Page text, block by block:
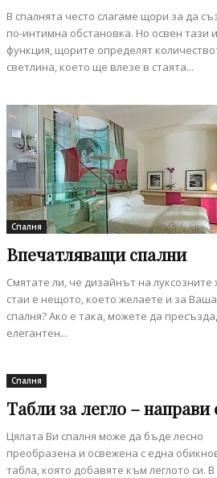
В спалнята често слагаме щори за да
по-интимна обстановка. Но освен тази
функция, щорите определят
светлина, което ще влезе в стаята...
Спалня
Впечатляващи спални
Смятате ли, че дизайнът на луксозните
стаи е нещото, което желаете и за
спалня? Ако е така, можете да
елегантен...
Спалня
Табли за легло – направи
Цялата Ви спалня може да бъде лесно
преобразена и освежена с една
табла, която добавяте към леглото си. В